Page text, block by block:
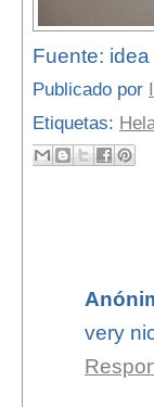
Fuente:
Publicado por
Etiquetas:
very